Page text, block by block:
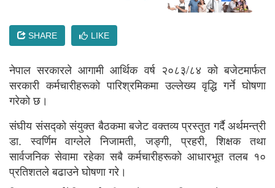
SHARE LIKE
नेपाल सरकारले आगामी आर्थिक वर्ष २०८३/८४ को बजेटमार्फत
सरकारी कर्मचारीहरूको पारिश्रमिकमा उल्लेख्य वृद्धि गर्ने घोषणा
गरेको छ।
संघीय संसद्को संयुक्त बैठकमा बजेट वक्तव्य प्रस्तुत गर्दै अर्थमन्त्री
डा. स्वर्णिम वाग्लेले निजामती, जङ्गी, प्रहरी, शिक्षक तथा
सार्वजनिक सेवामा रहेका सबै कर्मचारीहरूको आधारभूत तलब १०
प्रतिशतले बढाउने घोषणा गरे।